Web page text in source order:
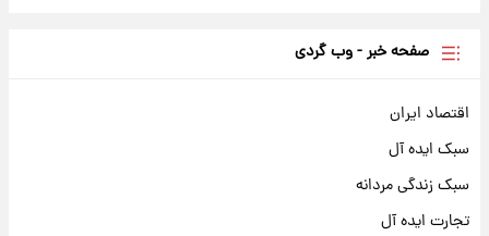
صفحه خبر - وب گردی
اقتصاد ایران
سبک ایده آل
سبک زندگی مردانه
تجارت ایده آل